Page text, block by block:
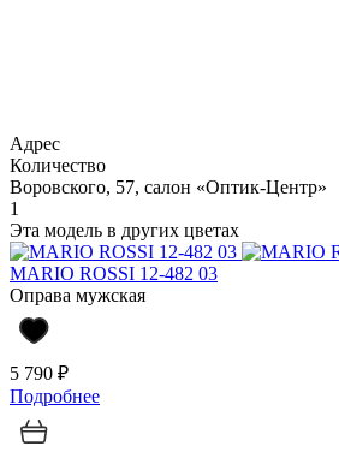
Адрес
Количество
Воровского, 57, салон «Оптик-Центр»
1
Эта модель в других цветах
MARIO ROSSI 12-482 03
Оправа мужская
5 790 ₽
Подробнее